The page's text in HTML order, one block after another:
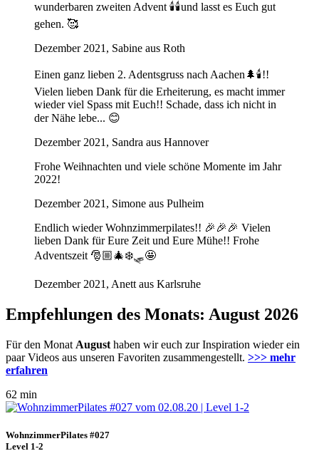
wunderbaren zweiten Advent 🕯🕯und lasst es Euch gut
gehen. 🥰
Dezember 2021, Sabine aus Roth
Einen ganz lieben 2. Adentsgruss nach Aachen🌲🕯!!
Vielen lieben Dank für die Erheiterung, es macht immer
wieder viel Spass mit Euch!! Schade, dass ich nicht in
der Nähe lebe... 😊
Dezember 2021, Sandra aus Hannover
Frohe Weihnachten und viele schöne Momente im Jahr
2022!
Dezember 2021, Simone aus Pulheim
Endlich wieder Wohnzimmerpilates!! 🎉🎉🎉 Vielen
lieben Dank für Eure Zeit und Eure Mühe!! Frohe
Adventszeit 🎅🏼🎄❄️🛷🤩
Dezember 2021, Anett aus Karlsruhe
Empfehlungen des Monats: August 2026
Für den Monat August haben wir euch zur Inspiration wieder ein
paar Videos aus unseren Favoriten zusammengestellt. >>> mehr
erfahren
62 min
WohnzimmerPilates #027
Level 1-2